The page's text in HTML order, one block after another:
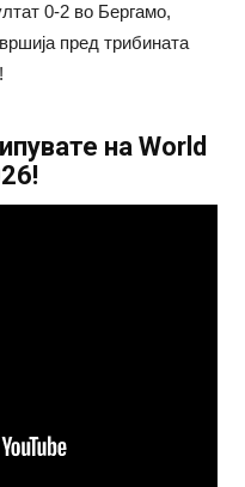
0-2 во Бергамо,
пред трибината
на World